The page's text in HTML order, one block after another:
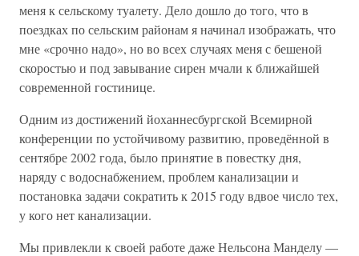
меня к сельскому туалету. Дело дошло до того, что в
поездках по сельским районам я начинал изображать, что
мне «срочно надо», но во всех случаях меня с бешеной
скоростью и под завывание сирен мчали к ближайшей
современной гостинице.
Одним из достижений йоханнесбургской Всемирной
конференции по устойчивому развитию, проведённой в
сентябре 2002 года, было принятие в повестку дня,
наряду с водоснабжением, проблем канализации и
постановка задачи сократить к 2015 году вдвое число тех,
у кого нет канализации.
Мы привлекли к своей работе даже Нельсона Манделу —